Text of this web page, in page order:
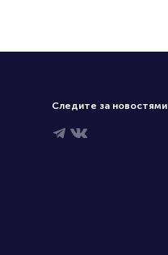
Следите за новостями